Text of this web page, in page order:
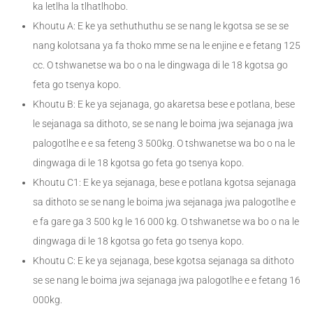
ka letlha la tlhatlhobo.
Khoutu A: E ke ya sethuthuthu se se nang le kgotsa se se se
nang kolotsana ya fa thoko mme se na le enjine e e fetang 125
cc. O tshwanetse wa bo o na le dingwaga di le 18 kgotsa go
feta go tsenya kopo.
Khoutu B: E ke ya sejanaga, go akaretsa bese e potlana, bese
le sejanaga sa dithoto, se se nang le boima jwa sejanaga jwa
palogotlhe e e sa feteng 3 500kg. O tshwanetse wa bo o na le
dingwaga di le 18 kgotsa go feta go tsenya kopo.
Khoutu C1: E ke ya sejanaga, bese e potlana kgotsa sejanaga
sa dithoto se se nang le boima jwa sejanaga jwa palogotlhe e
e fa gare ga 3 500 kg le 16 000 kg. O tshwanetse wa bo o na le
dingwaga di le 18 kgotsa go feta go tsenya kopo.
Khoutu C: E ke ya sejanaga, bese kgotsa sejanaga sa dithoto
se se nang le boima jwa sejanaga jwa palogotlhe e e fetang 16
000kg.